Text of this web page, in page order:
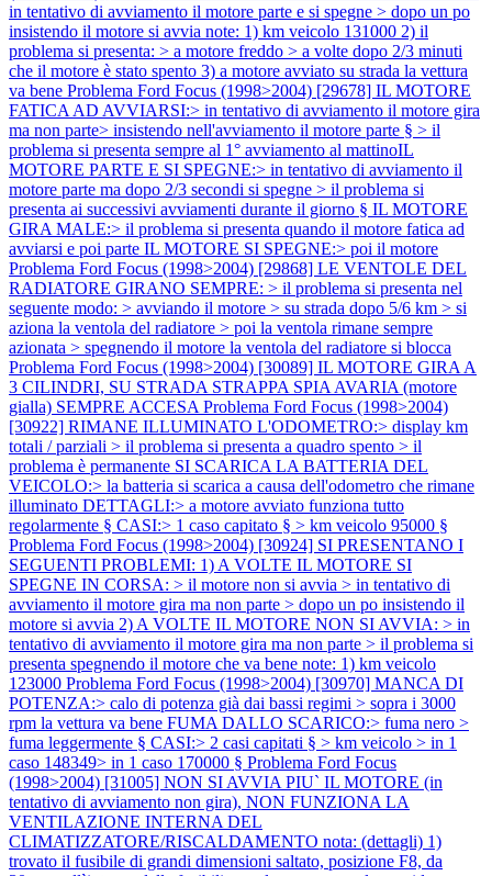
in tentativo di avviamento il motore parte e si spegne > dopo un po
insistendo il motore si avvia note: 1) km veicolo 131000 2) il
problema si presenta: > a motore freddo > a volte dopo 2/3 minuti
che il motore è stato spento 3) a motore avviato su strada la vettura
va bene Problema Ford Focus (1998>2004) [29678] IL MOTORE
FATICA AD AVVIARSI:> in tentativo di avviamento il motore gira
ma non parte> insistendo nell'avviamento il motore parte § > il
problema si presenta sempre al 1° avviamento al mattinoIL
MOTORE PARTE E SI SPEGNE:> in tentativo di avviamento il
motore parte ma dopo 2/3 secondi si spegne > il problema si
presenta ai successivi avviamenti durante il giorno § IL MOTORE
GIRA MALE:> il problema si presenta quando il motore fatica ad
avviarsi e poi parte IL MOTORE SI SPEGNE:> poi il motore
Problema Ford Focus (1998>2004) [29868] LE VENTOLE DEL
RADIATORE GIRANO SEMPRE: > il problema si presenta nel
seguente modo: > avviando il motore > su strada dopo 5/6 km > si
aziona la ventola del radiatore > poi la ventola rimane sempre
azionata > spegnendo il motore la ventola del radiatore si blocca
Problema Ford Focus (1998>2004) [30089] IL MOTORE GIRA A
3 CILINDRI, SU STRADA STRAPPA SPIA AVARIA (motore
gialla) SEMPRE ACCESA Problema Ford Focus (1998>2004)
[30922] RIMANE ILLUMINATO L'ODOMETRO:> display km
totali / parziali > il problema si presenta a quadro spento > il
problema è permanente SI SCARICA LA BATTERIA DEL
VEICOLO:> la batteria si scarica a causa dell'odometro che rimane
illuminato DETTAGLI:> a motore avviato funziona tutto
regolarmente § CASI:> 1 caso capitato § > km veicolo 95000 §
Problema Ford Focus (1998>2004) [30924] SI PRESENTANO I
SEGUENTI PROBLEMI: 1) A VOLTE IL MOTORE SI
SPEGNE IN CORSA: > il motore non si avvia > in tentativo di
avviamento il motore gira ma non parte > dopo un po insistendo il
motore si avvia 2) A VOLTE IL MOTORE NON SI AVVIA: > in
tentativo di avviamento il motore gira ma non parte > il problema si
presenta spegnendo il motore che va bene note: 1) km veicolo
123000 Problema Ford Focus (1998>2004) [30970] MANCA DI
POTENZA:> calo di potenza già dai bassi regimi > sopra i 3000
rpm la vettura va bene FUMA DALLO SCARICO:> fuma nero >
fuma leggermente § CASI:> 2 casi capitati § > km veicolo > in 1
caso 148349> in 1 caso 170000 § Problema Ford Focus
(1998>2004) [31005] NON SI AVVIA PIU` IL MOTORE (in
tentativo di avviamento non gira), NON FUNZIONA LA
VENTILAZIONE INTERNA DEL
CLIMATIZZATORE/RISCALDAMENTO nota: (dettagli) 1)
trovato il fusibile di grandi dimensioni saltato, posizione F8, da